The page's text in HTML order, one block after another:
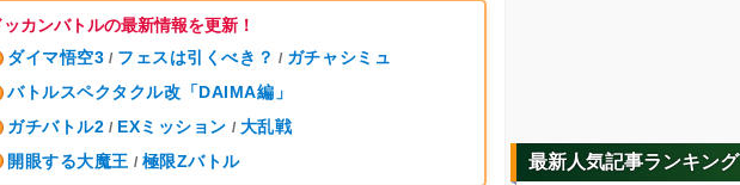
ッカンバトルの最新情報を更新！
ダイマ悟空3 / フェスは引くべき？ / ガチャシミュ
バトルスペクタクル改「DAIMA編」
ガチバトル2 / EXミッション / 大乱戦
開眼する大魔王 / 極限Zバトル 最新人気記事ランキング